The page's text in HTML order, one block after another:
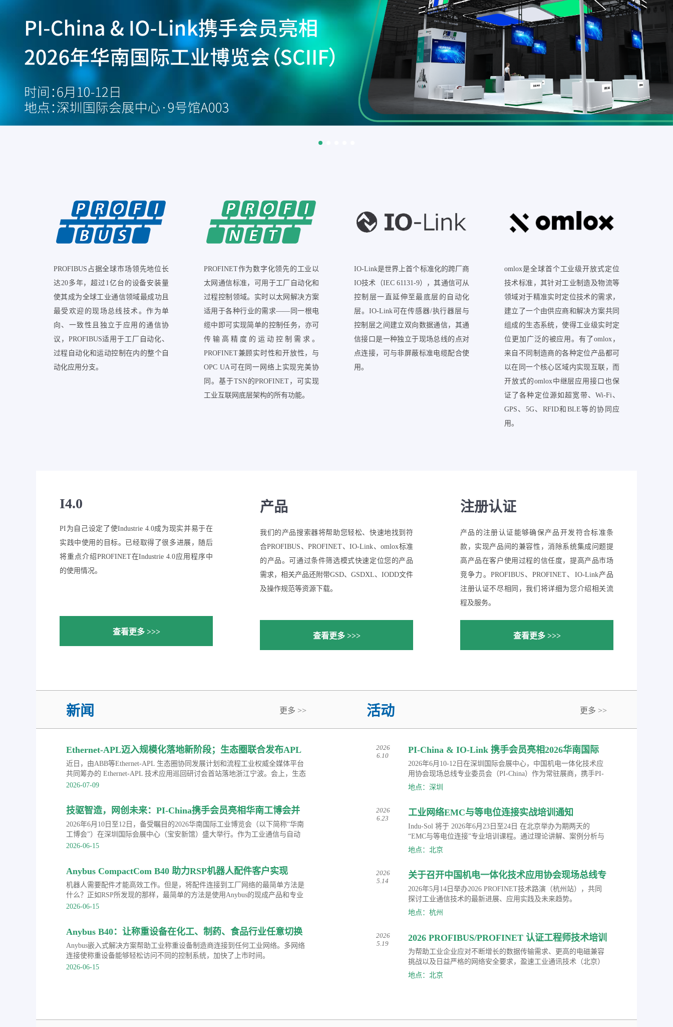
PROFIBUS占据全球市场领先地位长
达20多年，超过1亿台的设备安装量
使其成为全球工业通信领域最成功且
最受欢迎的现场总线技术。作为单
向、一致性且独立于应用的通信协
议，PROFIBUS适用于工厂自动化、
过程自动化和运动控制在内的整个自
动化应用分支。
PROFINET作为数字化领先的工业以
太网通信标准，可用于工厂自动化和
过程控制领域。实时以太网解决方案
适用于各种行业的需求——同一根电
缆中即可实现简单的控制任务，亦可
传输高精度的运动控制需求。
PROFINET兼顾实时性和开放性，与
OPC UA可在同一网络上实现完美协
同。基于TSN的PROFINET，可实现
工业互联网底层架构的所有功能。
IO-Link是世界上首个标准化的跨厂商
IO技术（IEC 61131-9），其通信可从
控制层一直延伸至最底层的自动化
层。IO-Link可在传感器/执行器层与
控制层之间建立双向数据通信，其通
信接口是一种独立于现场总线的点对
点连接，可与非屏蔽标准电缆配合使
用。
omlox是全球首个工业级开放式定位
技术标准，其针对工业制造及物流等
领域对于精准实时定位技术的需求，
建立了一个由供应商和解决方案共同
组成的生态系统，使得工业级实时定
位更加广泛的被应用。有了omlox，
来自不同制造商的各种定位产品都可
以在同一个核心区域内实现互联，而
开放式的omlox中继层应用接口也保
证了各种定位源如超宽带、Wi-Fi、
GPS、5G、RFID和BLE等的协同应
用。
I4.0
PI为自己设定了使Industrie 4.0成为现实并易于在
实践中使用的目标。已经取得了很多进展，随后
将重点介绍PROFINET在Industrie 4.0应用程序中
的使用情况。
查看更多 >>>
产品
我们的产品搜索器将帮助您轻松、快速地找到符
合PROFIBUS、PROFINET、IO-Link、omlox标准
的产品。可通过条件筛选模式快速定位您的产品
需求，相关产品还附带GSD、GSDXL、IODD文件
及操作规范等资源下载。
查看更多 >>>
注册认证
产品的注册认证能够确保产品开发符合标准条
款，实现产品间的兼容性，消除系统集成问题提
高产品在客户使用过程的信任度，提高产品市场
竞争力。PROFIBUS、PROFINET、IO-Link产品
注册认证不尽相同，我们将详细为您介绍相关流
程及服务。
查看更多 >>>
新闻 更多 >>
Ethernet-APL迈入规模化落地新阶段；生态圈联合发布APL
选型手册
近日，由ABB等Ethernet-APL 生态圈协同发展计划和流程工业权威全媒体平台
共同筹办的 Ethernet-APL 技术应用巡回研讨会首站落地浙江宁波。会上，生态
圈成员单位联合发布《Ethernet-APL 产品选型手册》。依托领先工业以太网技
数据链路，打破传统数据孤岛，为工厂智能化转型和迈向AI驱动的自主智能运
营夯实数据根基。
2026-07-09
技驱智造，网创未来：PI-China携手会员亮相华南工博会并
成功举办PROFINET技术路演
2026年6月10日至12日，备受瞩目的2026华南国际工业博览会（以下简称“华南
工博会”）在深圳国际会展中心（宝安新馆）盛大举行。作为工业通信与自动
化技术领域的权威行业组织，中国机电一体化技术应用协会现场总线专业委员
创未来”2026年PROFINET技术路演，全面展示了以PROFINET技术为核心的工
业通信创新成果，成为本届展会推动制造业数字化转型的一大亮点。
2026-06-15
Anybus CompactCom B40 助力RSP机器人配件客户实现
PROFINET等主流协议
机器人需要配件才能高效工作。但是，将配件连接到工厂网络的最简单方法是
什么？正如RSP所发现的那样，最简单的方法是使用Anybus的现成产品和专业
知识。
2026-06-15
Anybus B40：让称重设备在化工、制药、食品行业任意切换
PROFINET等主流协议
Anybus嵌入式解决方案帮助工业称重设备制造商连接到任何工业网络。多网络
连接使称重设备能够轻松访问不同的控制系统，加快了上市时间。
2026-06-15
活动 更多 >>
2026
6.10
PI-China & IO-Link 携手会员亮相2026华南国际
工业博览会
2026年6月10-12日在深圳国际会展中心，中国机电一体化技术应
用协会现场总线专业委员会（PI-China）作为常驻展商，携手PI-
China会员，共同展示在智能制造、工业物联、自动化控制及智能
度洞察自动化技术前沿趋势。
地点：深圳
2026
6.23
工业网络EMC与等电位连接实战培训通知
Indu-Sol 将于 2026年6月23日至24日 在北京举办为期两天的
“EMC与等电位连接”专业培训课程。通过理论讲解、案例分析与
现场测量相结合的方式，系统解析工业网络中电磁兼容
地点：北京
2026
5.14
关于召开中国机电一体化技术应用协会现场总线专
业委员会 2026 PROFINET技术路演（杭州站）的
通知
2026年5月14日举办2026 PROFINET技术路演（杭州站），共同
探讨工业通信技术的最新进展、应用实践及未来趋势。
地点：杭州
2026
5.19
2026 PROFIBUS/PROFINET 认证工程师技术培训
报名
为帮助工业企业应对不断增长的数据传输需求、更高的电磁兼容
挑战以及日益严格的网络安全要求，盈速工业通讯技术（北京）
有限公司正式发布2026年度工业网络通讯技术培训计划，诚邀广
地点：北京